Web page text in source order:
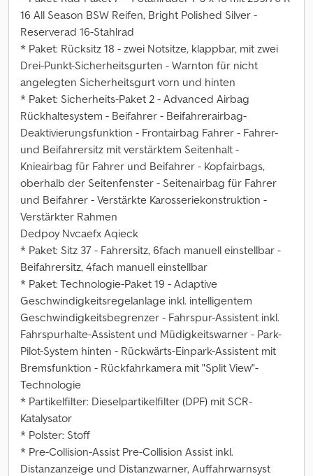
16 All Season BSW Reifen, Bright Polished Silver -
Reserverad 16-Stahlrad
* Paket: Rücksitz 18 - zwei Notsitze, klappbar, mit zwei
Drei-Punkt-Sicherheitsgurten - Warnton für nicht
angelegten Sicherheitsgurt vorn und hinten
* Paket: Sicherheits-Paket 2 - Advanced Airbag
Rückhaltesystem - Beifahrer - Beifahrerairbag-
Deaktivierungsfunktion - Frontairbag Fahrer - Fahrer-
und Beifahrersitz mit verstärktem Seitenhalt -
Knieairbag für Fahrer und Beifahrer - Kopfairbags,
oberhalb der Seitenfenster - Seitenairbag für Fahrer
und Beifahrer - Verstärkte Karosseriekonstruktion -
Verstärkter Rahmen
Dedpoy Nvcaefx Aqieck
* Paket: Sitz 37 - Fahrersitz, 6fach manuell einstellbar -
Beifahrersitz, 4fach manuell einstellbar
* Paket: Technologie-Paket 19 - Adaptive
Geschwindigkeitsregelanlage inkl. intelligentem
Geschwindigkeitsbegrenzer - Fahrspur-Assistent inkl.
Fahrspurhalte-Assistent und Müdigkeitswarner - Park-
Pilot-System hinten - Rückwärts-Einpark-Assistent mit
Bremsfunktion - Rückfahrkamera mit "Split View"-
Technologie
* Partikelfilter: Dieselpartikelfilter (DPF) mit SCR-
Katalysator
* Polster: Stoff
* Pre-Collision-Assist Pre-Collision Assist inkl.
Distanzanzeige und Distanzwarner, Auffahrwarnsyst